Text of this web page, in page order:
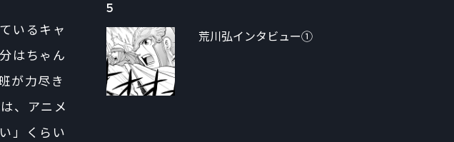
いるキャ
はちゃん
が力尽き
、アニメ
」くらい
5
荒川弘インタビュー①